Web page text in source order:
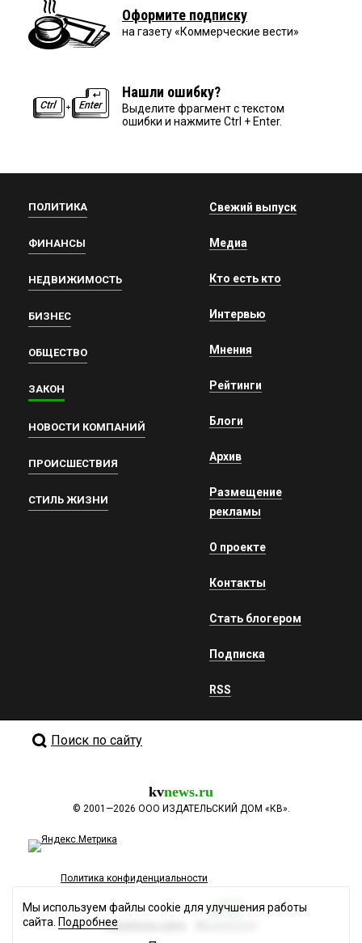
Оформите подписку
на газету «Коммерческие вести»
Нашли ошибку?
Выделите фрагмент с текстом
ошибки и нажмите Ctrl + Enter.
ПОЛИТИКА
ФИНАНСЫ
НЕДВИЖИМОСТЬ
БИЗНЕС
ОБЩЕСТВО
ЗАКОН
НОВОСТИ КОМПАНИЙ
ПРОИСШЕСТВИЯ
СТИЛЬ ЖИЗНИ
Свежий выпуск
Медиа
Кто есть кто
Интервью
Мнения
Рейтинги
Блоги
Архив
Размещение
рекламы
О проекте
Контакты
Стать блогером
Подписка
RSS
Поиск по сайту
kvnews.ru
© 2001—2026 ООО ИЗДАТЕЛЬСКИЙ ДОМ «КВ».
Политика конфиденциальности
Разработка сайта
Мы используем файлы cookie для улучшения работы
сайта. Подробнее